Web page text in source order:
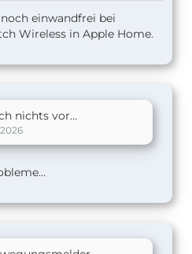
einwandfrei bei
Wireless in Apple Home.
nichts vor…